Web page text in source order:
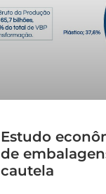
Estudo
de
cautela